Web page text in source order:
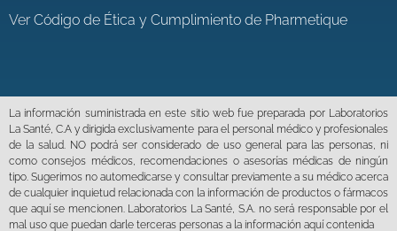
VerCódigo de Ética y Cumplimiento de Pharmetique
La información suministrada en este sitio web fue preparada por Laboratorios
La Santé, C.A y dirigida exclusivamente para el personal médico y profesionales
de la salud. NO podrá ser considerado de uso general para las personas, ni
como consejos médicos, recomendaciones o asesorías médicas de ningún
tipo. Sugerimos no automedicarse y consultar previamente a su médico acerca
de cualquier inquietud relacionada con la información de productos o fármacos
que aquí se mencionen. Laboratorios La Santé, S.A. no será responsable por el
mal uso que puedan darle terceras personas a la información aquí contenida